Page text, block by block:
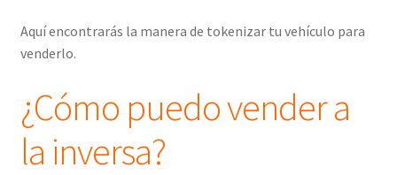
Aquí encontrarás la manera de tokenizar tu vehículo para
venderlo.
¿Cómo puedo vender a
la inversa?